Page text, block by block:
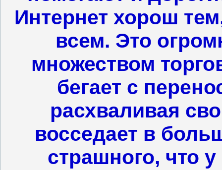
Интернет хорош
всем. Это
множеством
бегает с
расхваливая
восседает в
страшного, что